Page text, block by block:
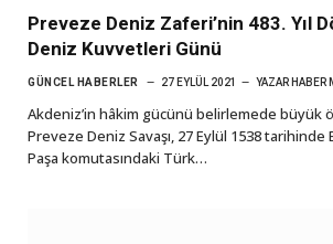
Preveze Deniz Zaferi’nin 483. Yıl
Deniz Kuvvetleri Günü
GÜNCEL HABERLER 27 EYLÜL 2021 YAZAR HABER
Akdeniz’in hâkim gücünü belirlemede büyük
Preveze Deniz Savaşı, 27 Eylül 1538
Paşa komutasındaki Türk…